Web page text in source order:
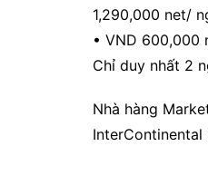
1,290,000 net/
• VND 600,000
Chỉ duy nhất 2
Nhà hàng
InterContinental